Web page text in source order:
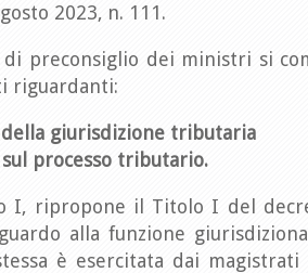
2023, n. 111.
preconsiglio dei ministri si
riguardanti:
della giurisdizione tributaria
processo tributario.
I, ripropone il Titolo I del
alla funzione
è esercitata dai